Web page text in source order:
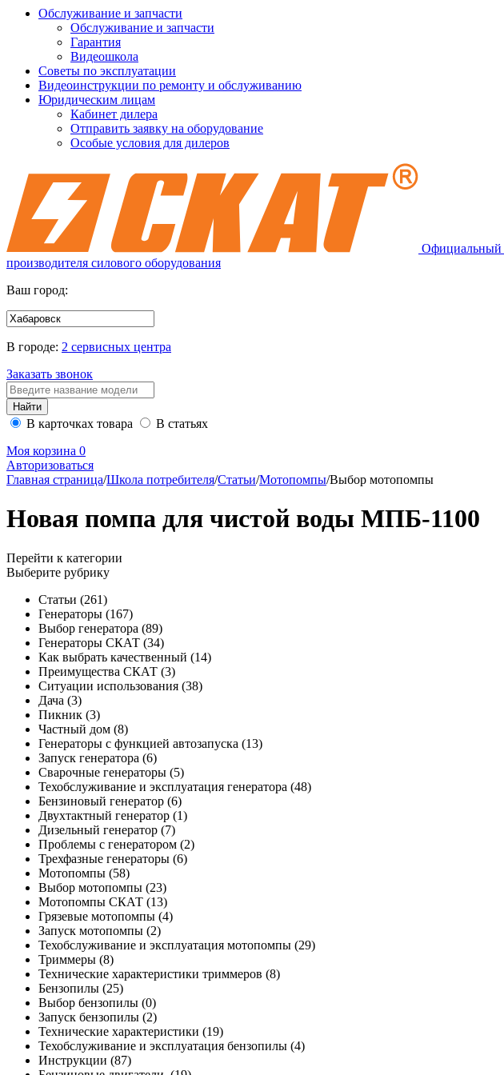
Обслуживание и запчасти
Обслуживание и запчасти
Гарантия
Видеошкола
Советы по эксплуатации
Видеоинструкции по ремонту и обслуживанию
Юридическим лицам
Кабинет дилера
Отправить заявку на оборудование
Особые условия для дилеров
Официальный
производителя силового оборудования
Ваш город:
В городе: 2 сервисных центра
Заказать звонок
В карточках товара
В статьях
Моя корзина 0
Авторизоваться
Главная страница/Школа потребителя/Статьи/Мотопомпы/Выбор мотопомпы
Новая помпа для чистой воды МПБ-1100
Перейти к категории
Выберите рубрику
Статьи (261)
Генераторы (167)
Выбор генератора (89)
Генераторы СКАТ (34)
Как выбрать качественный (14)
Преимущества СКАТ (3)
Ситуации использования (38)
Дача (3)
Пикник (3)
Частный дом (8)
Генераторы с функцией автозапуска (13)
Запуск генератора (6)
Сварочные генераторы (5)
Техобслуживание и эксплуатация генератора (48)
Бензиновый генератор (6)
Двухтактный генератор (1)
Дизельный генератор (7)
Проблемы с генератором (2)
Трехфазные генераторы (6)
Мотопомпы (58)
Выбор мотопомпы (23)
Мотопомпы СКАТ (13)
Грязевые мотопомпы (4)
Запуск мотопомпы (2)
Техобслуживание и эксплуатация мотопомпы (29)
Триммеры (8)
Технические характеристики триммеров (8)
Бензопилы (25)
Выбор бензопилы (0)
Запуск бензопилы (2)
Технические характеристики (19)
Техобслуживание и эксплуатация бензопилы (4)
Инструкции (87)